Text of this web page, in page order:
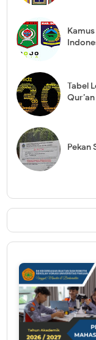
Tabel
Qur’an
Pekan